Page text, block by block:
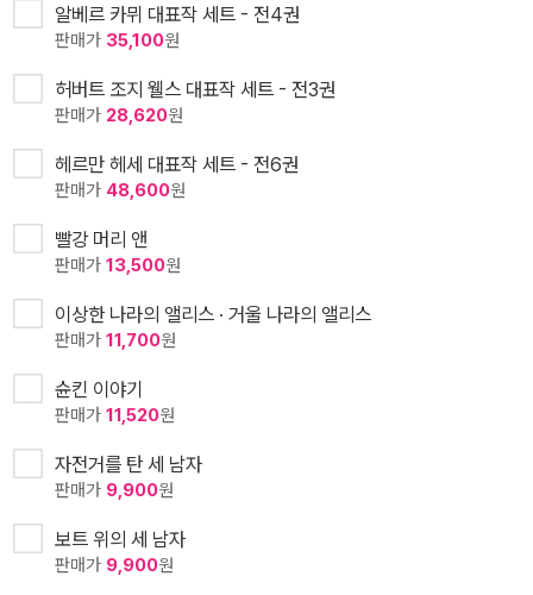
알베르 카뮈 대표작 세트 - 전4권
판매가 35,100원
허버트 조지 웰스 대표작 세트 - 전3권
판매가 28,620원
헤르만 헤세 대표작 세트 - 전6권
판매가 48,600원
빨강 머리 앤
판매가 13,500원
이상한 나라의 앨리스 · 거울 나라의 앨리스
판매가 11,700원
슌킨 이야기
판매가 11,520원
자전거를 탄 세 남자
판매가 9,900원
보트 위의 세 남자
판매가 9,900원